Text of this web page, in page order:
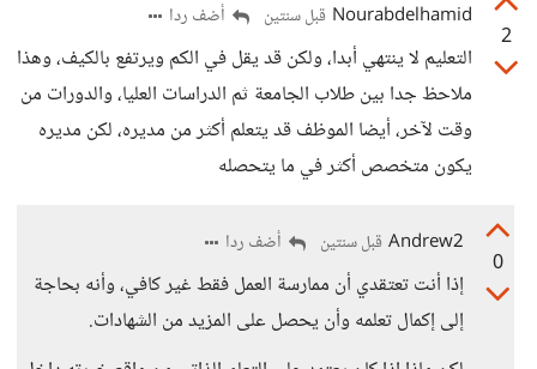
2
Nourabdelhamid قبل سنتين أضف ردا
التعليم لا ينتهي أبدا، ولكن قد يقل في الكم ويرتفع بالكيف، وهذا
ملاحظ جدا بين طلاب الجامعة ثم الدراسات العليا، والدورات من
وقت لآخر، أيضا الموظف قد يتعلم أكثر من مديره، لكن مديره
يكون متخصص أكثر في ما يتحصله
0
Andrew2 قبل سنتين أضف ردا
إذا أنت تعتقدي أن ممارسة العمل فقط غير كافي، وأنه بحاجة
إلى إكمال تعلمه وأن يحصل على المزيد من الشهادات.